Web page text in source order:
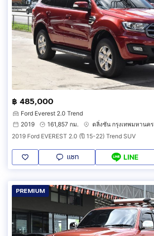
฿ 485,000
Ford Everest 2.0 Trend
2019
161,857 กม.
ตลิ่งชัน กรุงเทพมหานคร
2019 Ford EVEREST 2.0 (ปี 15-22) Trend SUV
แชท LINE
PREMIUM